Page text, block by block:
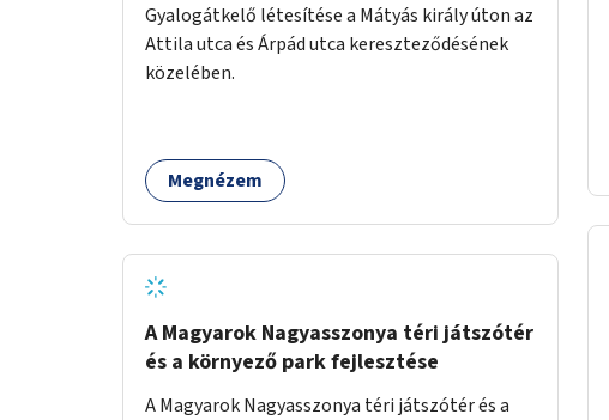
Gyalogátkelő létesítése a Mátyás király úton az
Attila utca és Árpád utca kereszteződésének
közelében.
Megnézem
A Magyarok Nagyasszonya téri játszótér
és a környező park fejlesztése
A Magyarok Nagyasszonya téri játszótér és a